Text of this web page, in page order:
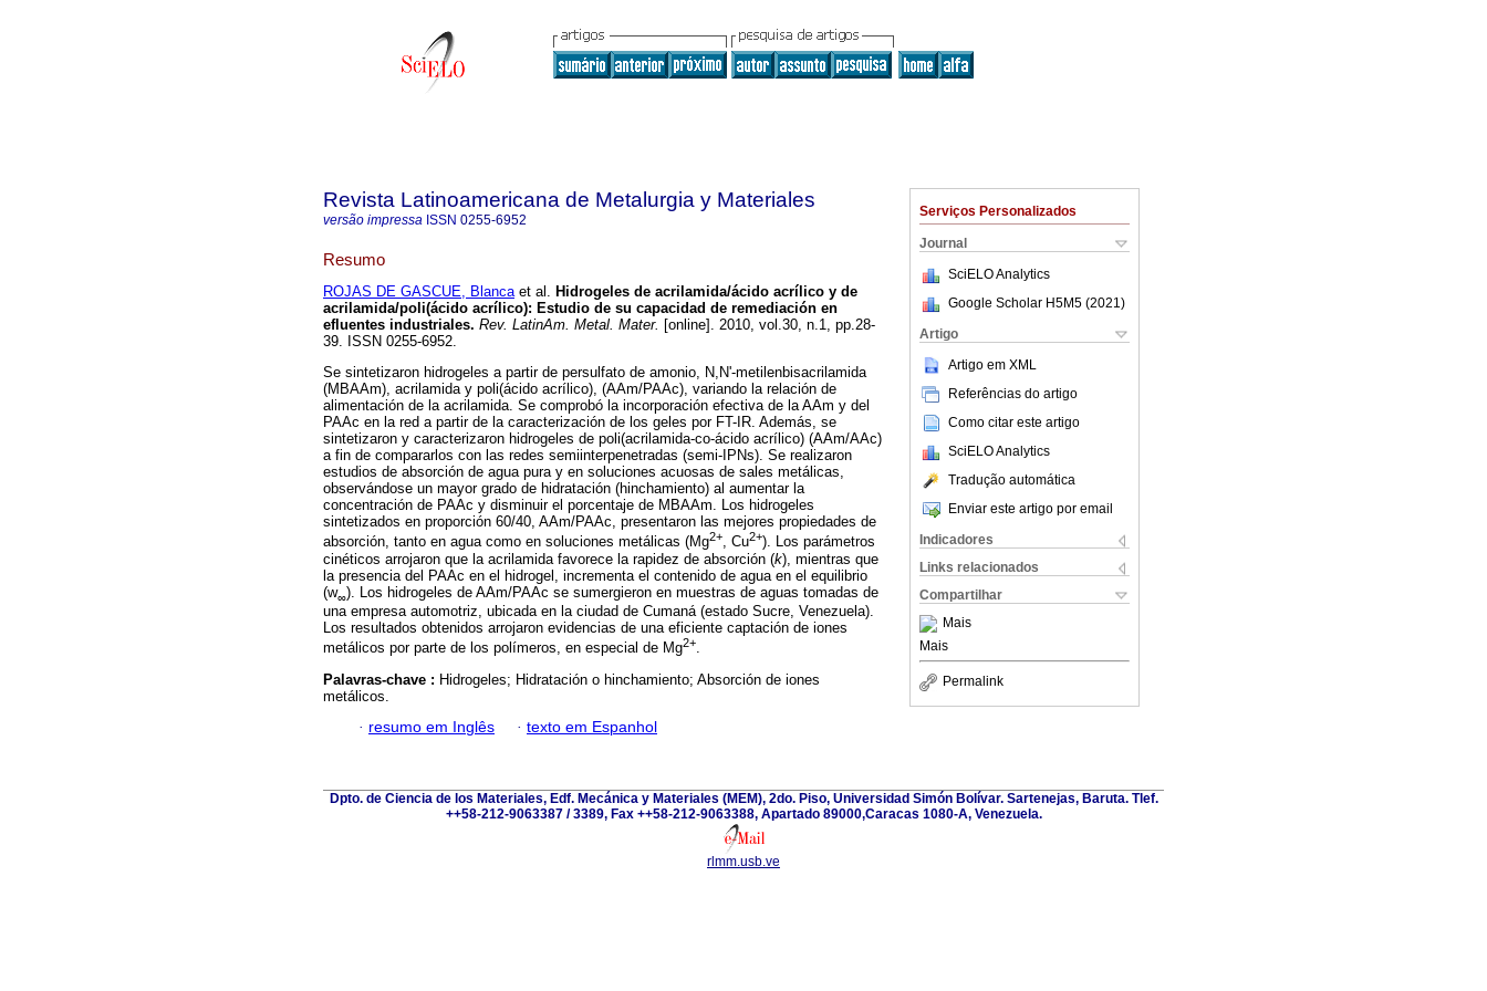
Serviços Personalizados
Journal
SciELO Analytics
Google Scholar H5M5 (2021 )
Artigo
Artigo em XML
Referências do artigo
Como citar este artigo
SciELO Analytics
Tradução automática
Enviar este artigo por email
Indicadores
Links relacionados
Compartilhar
Mais
Mais
Permalink
Revista Latinoamericana de Metalurgia y Materiales
versão impressa ISSN 0255-6952
Resumo
ROJAS DE GASCUE, Blancaet al. Hidrogeles de acrilamida/ácido acrílico y de
acrilamida/poli(ácido acrílico): Estudio de su capacidad de remediación en
efluentes industriales. Rev. LatinAm. Metal. Mater. [online]. 2010, vol.30, n.1, pp.28-
39. ISSN 0255-6952.
Se sintetizaron hidrogeles a partir de persulfato de amonio, N,N'-metilenbisacrilamida
(MBAAm), acrilamida y poli(ácido acrílico), (AAm/PAAc), variando la relación de
alimentación de la acrilamida. Se comprobó la incorporación efectiva de la AAm y del
PAAc en la red a partir de la caracterización de los geles por FT-IR. Además, se
sintetizaron y caracterizaron hidrogeles de poli(acrilamida-co-ácido acrílico) (AAm/AAc)
a fin de compararlos con las redes semiinterpenetradas (semi-IPNs). Se realizaron
estudios de absorción de agua pura y en soluciones acuosas de sales metálicas,
observándose un mayor grado de hidratación (hinchamiento) al aumentar la
concentración de PAAc y disminuir el porcentaje de MBAAm. Los hidrogeles
sintetizados en proporción 60/40, AAm/PAAc, presentaron las mejores propiedades de
absorción, tanto en agua como en soluciones metálicas (Mg2+, Cu2+). Los parámetros
cinéticos arrojaron que la acrilamida favorece la rapidez de absorción (k), mientras que
la presencia del PAAc en el hidrogel, incrementa el contenido de agua en el equilibrio
(w∞). Los hidrogeles de AAm/PAAc se sumergieron en muestras de aguas tomadas de
una empresa automotriz, ubicada en la ciudad de Cumaná (estado Sucre, Venezuela).
Los resultados obtenidos arrojaron evidencias de una eficiente captación de iones
metálicos por parte de los polímeros, en especial de Mg2+.
Palavras-chave : Hidrogeles; Hidratación o hinchamiento; Absorción de iones
metálicos.
· resumo em Inglês · texto em Espanhol
Dpto. de Ciencia de los Materiales, Edf. Mecánica y Materiales (MEM), 2do. Piso, Universidad Simón Bolívar. Sartenejas, Baruta. Tlef.
++58-212-9063387 / 3389, Fax ++58-212-9063388, Apartado 89000,Caracas 1080-A, Venezuela.
rlmm.usb.ve